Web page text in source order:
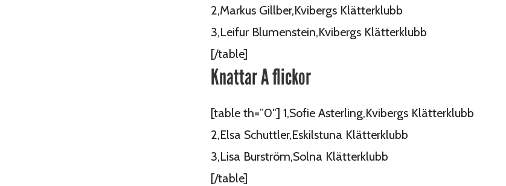
2,Markus Gillber,Kvibergs Klätterklubb
3,Leifur Blumenstein,Kvibergs Klätterklubb
[/table]
Knattar A flickor
[table th=”0″] 1,Sofie Asterling,Kvibergs Klätterklubb
2,Elsa Schuttler,Eskilstuna Klätterklubb
3,Lisa Burström,Solna Klätterklubb
[/table]